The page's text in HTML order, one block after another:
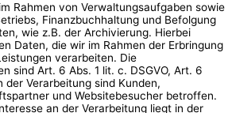
Rahmen von Verwaltungsaufgaben sowie
Finanzbuchhaltung und Befolgung
wie z.B. der Archivierung. Hierbei
Daten, die wir im Rahmen der Erbringung
verarbeiten. Die
sind Art. 6 Abs. 1 lit. c. DSGVO, Art. 6
der Verarbeitung sind Kunden,
und Websitebesucher betroffen.
an der Verarbeitung liegt in der